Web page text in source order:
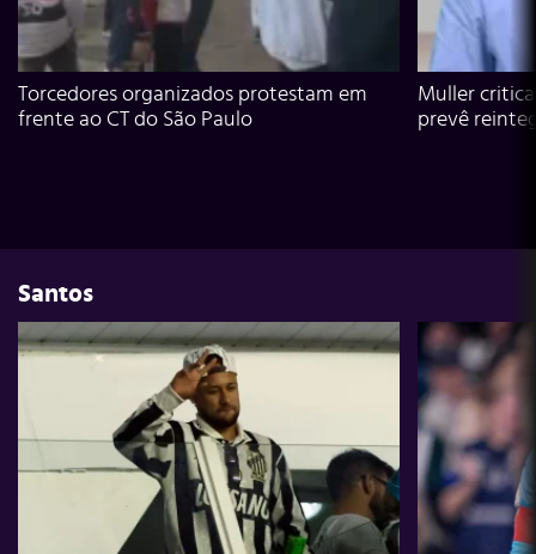
Torcedores organizados protestam em
frente ao CT do São Paulo
Muller
prevê
Santos